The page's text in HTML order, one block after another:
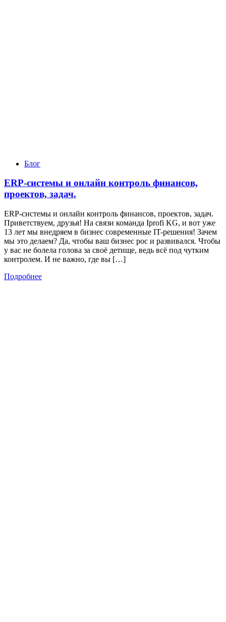
Блог
ERP-системы и онлайн контроль финансов,
проектов, задач.
ERP-системы и онлайн контроль финансов, проектов, задач.
Приветствуем, друзья! На связи команда Iprofi KG, и вот уже
13 лет мы внедряем в бизнес современные IT-решения! Зачем
мы это делаем? Да, чтобы ваш бизнес рос и развивался. Чтобы
у вас не болела голова за своё детище, ведь всё под чутким
контролем. И не важно, где вы […]
Подробнее